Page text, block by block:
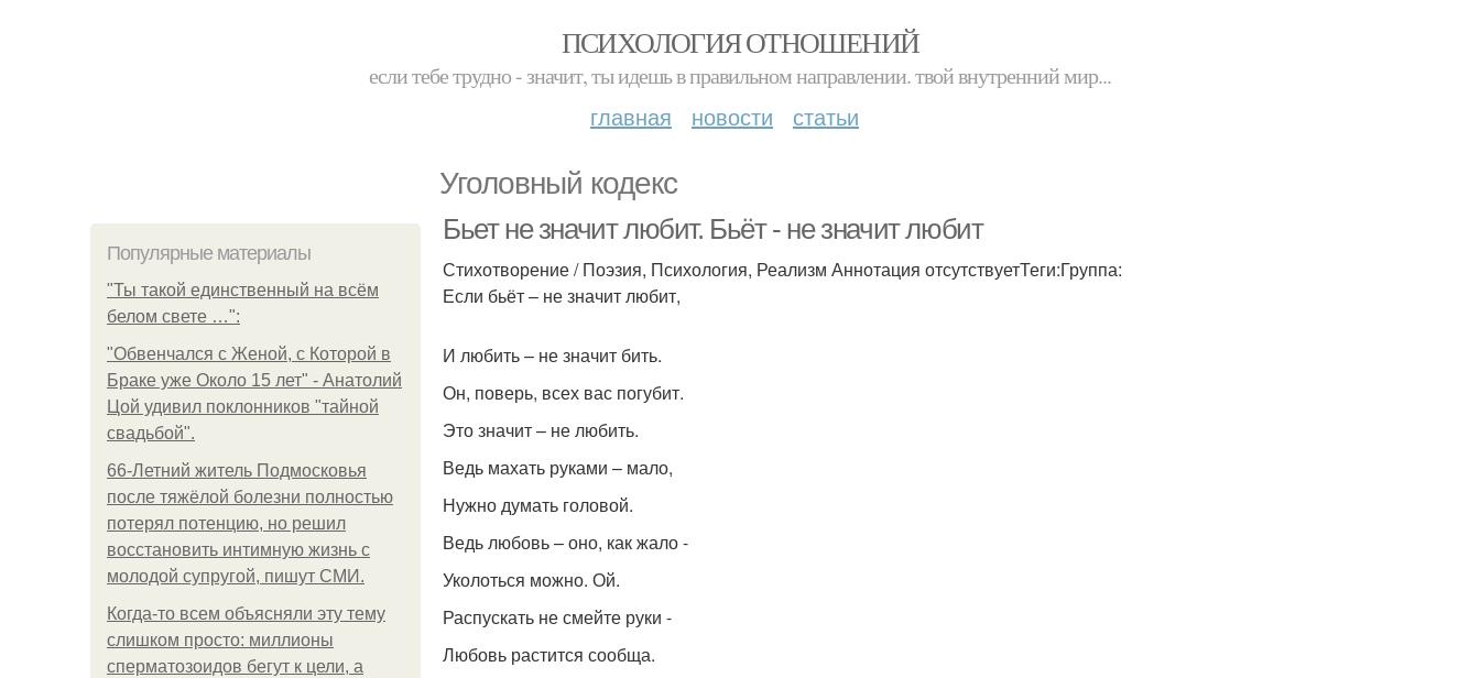
ПСИХОЛОГИЯ ОТНОШЕНИЙ
если тебе трудно - значит, ты идешь в правильном направлении. твой внутренний мир...
главная новости статьи
Уголовный кодекс
Популярные материалы
"Ты такой единственный на всём
белом свете …":
"Обвенчался с Женой, с Которой в
Браке уже Около 15 лет" - Анатолий
Цой удивил поклонников "тайной
свадьбой".
66-Летний житель Подмосковья
после тяжёлой болезни полностью
потерял потенцию, но решил
восстановить интимную жизнь с
молодой супругой, пишут СМИ.
Когда-то всем объясняли эту тему
слишком просто: миллионы
сперматозоидов бегут к цели, а
Бьет не значит любит. Бьёт - не значит любит
Стихотворение / Поэзия, Психология, Реализм Аннотация отсутствуетТеги:Группа:
Если бьёт – не значит любит,
И любить – не значит бить.
Он, поверь, всех вас погубит.
Это значит – не любить.
Ведь махать руками – мало,
Нужно думать головой.
Ведь любовь – оно, как жало -
Уколоться можно. Ой.
Распускать не смейте руки -
Любовь растится сообща.